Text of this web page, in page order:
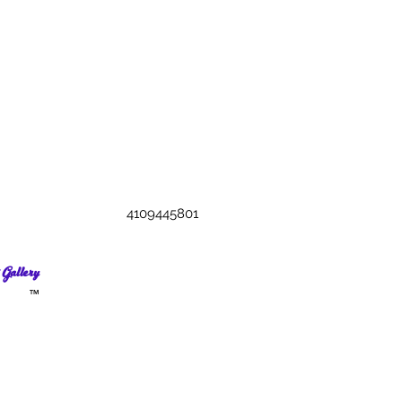
4109445801
TM